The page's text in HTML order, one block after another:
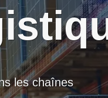
les chaînes